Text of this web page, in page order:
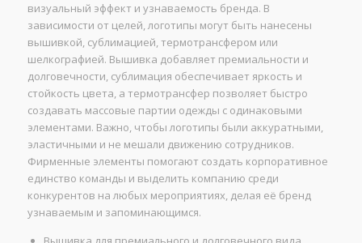
визуальный эффект и узнаваемость бренда. В
зависимости от целей, логотипы могут быть нанесены
вышивкой, сублимацией, термотрансфером или
шелкографией. Вышивка добавляет премиальности и
долговечности, сублимация обеспечивает яркость и
стойкость цвета, а термотрансфер позволяет быстро
создавать массовые партии одежды с одинаковыми
элементами. Важно, чтобы логотипы были аккуратными,
эластичными и не мешали движению сотрудников.
Фирменные элементы помогают создать корпоративное
единство команды и выделить компанию среди
конкурентов на любых мероприятиях, делая её бренд
узнаваемым и запоминающимся.